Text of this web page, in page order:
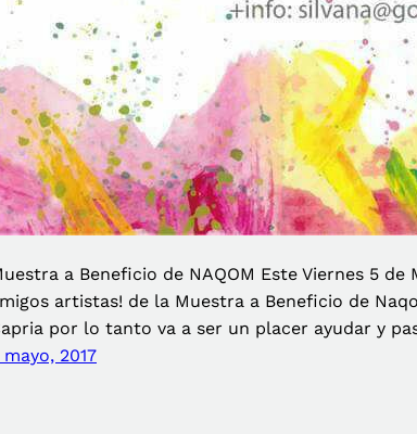
a Beneficio de NAQOM Este Viernes 5
artistas! de la Muestra a Beneficio de
por lo tanto va a ser un placer ayudar y
mayo, 2017